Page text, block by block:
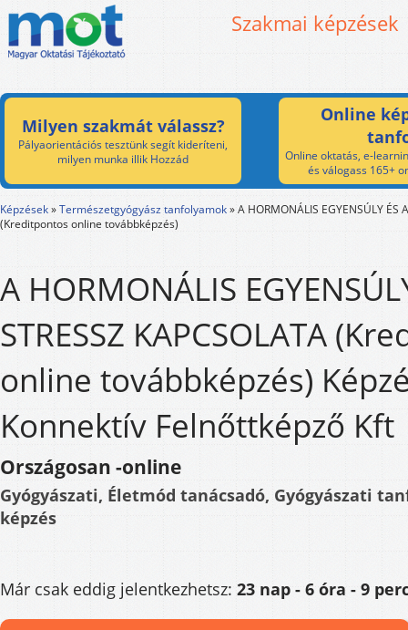
Szakmai képzések
Milyen szakmát válassz?
Pályaorientációs tesztünk segít kideríteni,
milyen munka illik Hozzád
Online
Online oktatás, e-
és válogass 165+
Képzések»Természetgyógyász tanfolyamok»A HORMONÁLIS EGYENSÚLY ÉS
(Kreditpontos online továbbképzés)
A HORMONÁLIS
STRESSZ KAPCSOLATA
online továbbképzés)
Konnektív Felnőttképző Kft
Országosan -online
Gyógyászati, Életmód tanácsadó, Gyógyászati
képzés
Már csak eddig jelentkezhetsz: 23 nap - 6 óra - 9